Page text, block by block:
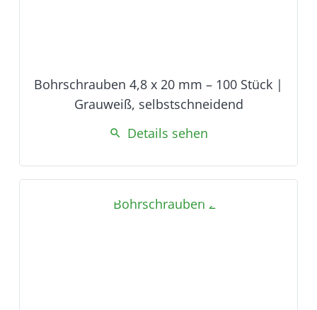
Bohrschrauben 4,8 x 20 mm – 100 Stück |
Grauweiß, selbstschneidend
search Details sehen